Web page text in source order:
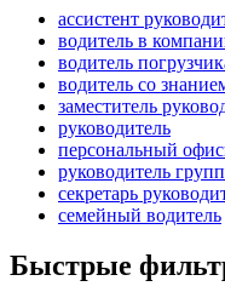
ассистент
водитель в
водитель
водитель со
заместитель
руководитель
персональный
руководитель
секретарь
семейный водитель
Быстрые